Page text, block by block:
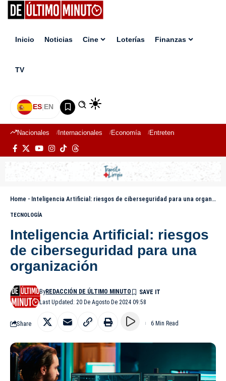
Inicio Noticias Cine Loterías Finanzas
TV
ES|EN
Nacionales Internacionales Economía Entretenimiento
Home - Inteligencia Artificial: riesgos de ciberseguridad para una organización
TECNOLOGÍA
Inteligencia Artificial: riesgos
de ciberseguridad para una
organización
Last Updated: 20 De Agosto De 2024 09:58
ByREDACCIÓN DE ÚLTIMO MINUTO
Share 6 Min Read